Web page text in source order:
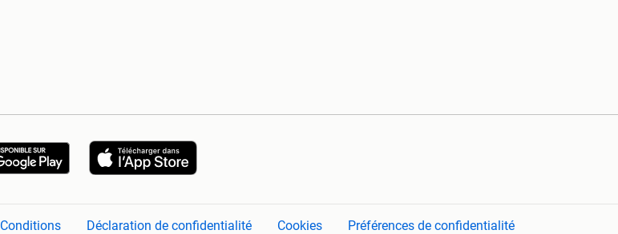
Conditions Déclaration de confidentialité Cookies Préférences de confidentialité